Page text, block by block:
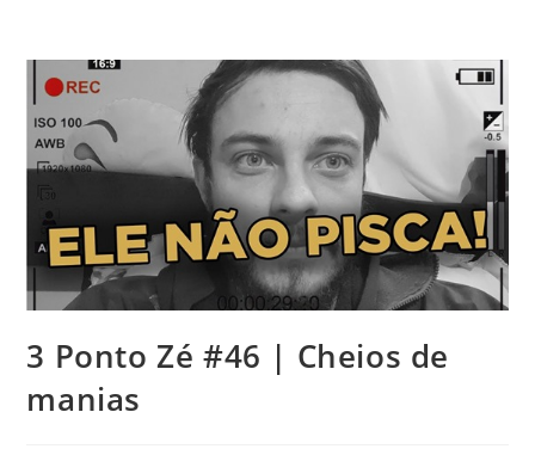
3 Ponto Zé #46 | Cheios de
manias